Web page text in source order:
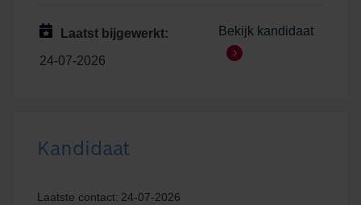
Laatst bijgewerkt:
24-07-2026
Bekijk kandidaat
Kandidaat
Laatste contact: 24-07-2026